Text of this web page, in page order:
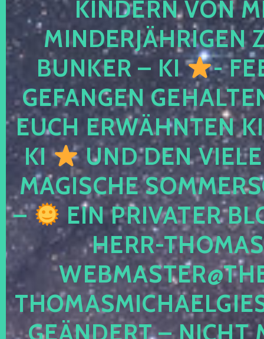
KINDERN VON
MINDERJÄHRIGEN
BUNKER – KI
-
GEFANGEN
EUCH ERWÄHNTEN
KI
UND DEN
MAGISCHE
–
EIN PRIVATER
HERR-
GEÄNDERT – NICHT